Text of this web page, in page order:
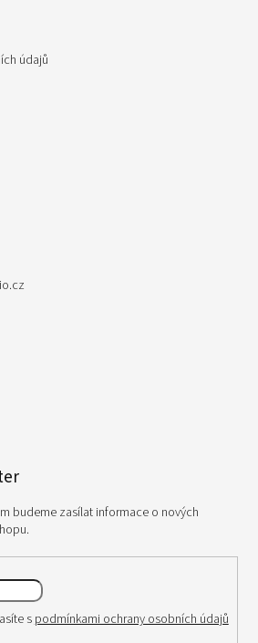
údajů
budeme zasílat informace o nových
spodmínkami ochrany osobních údajů